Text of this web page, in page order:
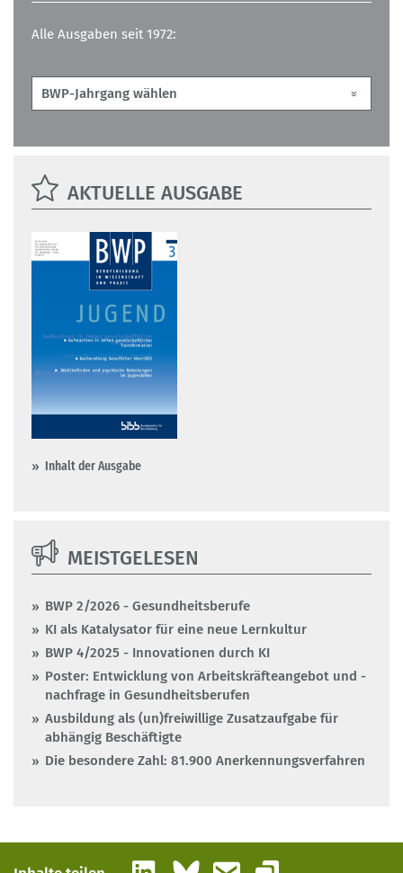
Alle Ausgaben seit 1972:
AKTUELLE AUSGABE
Inhalt der Ausgabe
MEISTGELESEN
BWP 2/2026 - Gesundheitsberufe
KI als Katalysator für eine neue Lernkultur
BWP 4/2025 - Innovationen durch KI
Poster: Entwicklung von Arbeitskräfteangebot und -
nachfrage in Gesundheitsberufen
Ausbildung als (un)freiwillige Zusatzaufgabe für
abhängig Beschäftigte
Die besondere Zahl: 81.900 Anerkennungsverfahren
LinkedInBlueskyE-Mail